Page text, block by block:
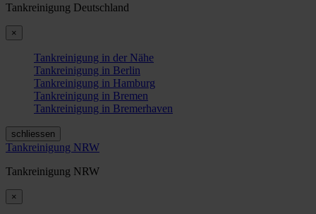
Tankreinigung Deutschland
×
Tankreinigung in der Nähe
Tankreinigung in Berlin
Tankreinigung in Hamburg
Tankreinigung in Bremen
Tankreinigung in Bremerhaven
schliessen
Tankreinigung NRW
Tankreinigung NRW
×